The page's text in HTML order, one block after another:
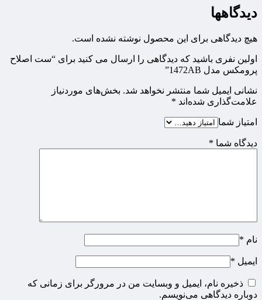
دیدگاهها
هیچ دیدگاهی برای این محصول نوشته نشده است.
اولین نفری باشید که دیدگاهی را ارسال می کنید برای “ست اصلاح
پرومکس مدل 1472AB”
نشانی ایمیل شما منتشر نخواهد شد. بخش‌های موردنیاز
علامت‌گذاری شده‌اند *
امتیاز شما
دیدگاه شما *
نام *
ایمیل *
ذخیره نام، ایمیل و وبسایت من در مرورگر برای زمانی که
دوباره دیدگاهی می‌نویسم.